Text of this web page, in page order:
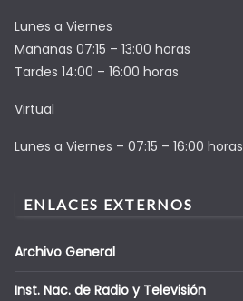
Lunes a Viernes
Mañanas 07:15 – 13:00 horas
Tardes 14:00 – 16:00 horas
Virtual
Lunes a Viernes – 07:15 – 16:00 horas
ENLACES EXTERNOS
Archivo General
Inst. Nac. de Radio y Televisión